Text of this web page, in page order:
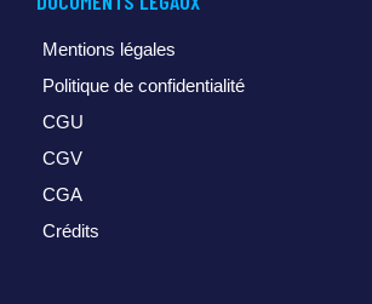
Mentions légales
Politique de confidentialité
CGU
CGV
CGA
Crédits